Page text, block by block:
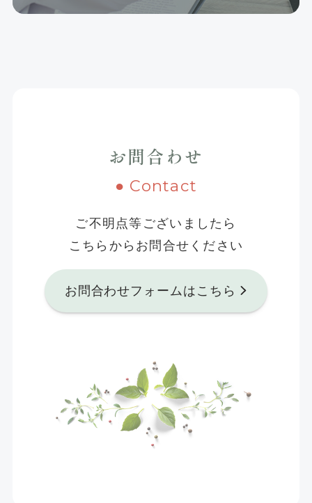
お問合わせ
● Contact
ご不明点等ございましたら
こちらからお問合せください
お問合わせフォームはこちら